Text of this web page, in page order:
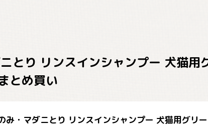
とり リンスインシャンプー 犬猫用
とめ買い
み・マダニとり リンスインシャンプー 犬猫用グリ